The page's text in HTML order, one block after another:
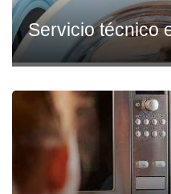
Servicio técnico